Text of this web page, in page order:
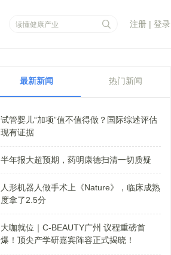
注册 | 登录
最新新闻 热门新闻
试管婴儿“加项”值不值得做？国际综述评估
现有证据
半年报大超预期，药明康德扫清一切质疑
人形机器人做手术上《Nature》，临床成熟
度拿了2.5分
大咖就位｜C-BEAUTY广州 议程重磅首
爆！顶尖产学研嘉宾阵容正式揭晓！